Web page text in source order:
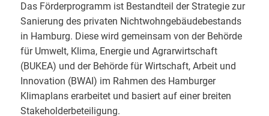
Das Förderprogramm ist Bestandteil der Strategie zur
Sanierung des privaten Nichtwohngebäudebestands
in Hamburg. Diese wird gemeinsam von der Behörde
für Umwelt, Klima, Energie und Agrarwirtschaft
(BUKEA) und der Behörde für Wirtschaft, Arbeit und
Innovation (BWAI) im Rahmen des Hamburger
Klimaplans erarbeitet und basiert auf einer breiten
Stakeholderbeteiligung.